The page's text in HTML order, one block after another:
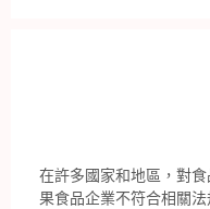
在許多國家和地區，對
果食品企業不符合相關